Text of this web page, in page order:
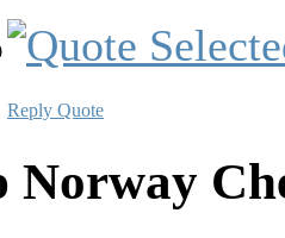
Reply Quote
Norway